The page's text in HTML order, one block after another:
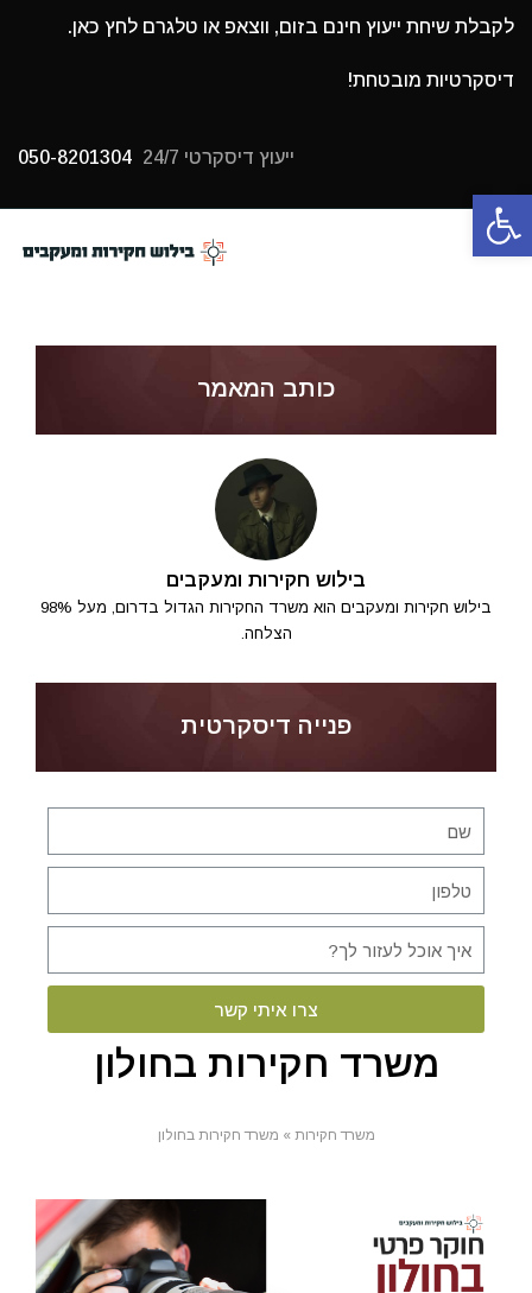
פתח סרגל נגישות
לקבלת שיחת ייעוץ חינם בזום, ווצאפ או טלגרם לחץ כאן.
דיסקרטיות מובטחת!
ייעוץ דיסקרטי 24/7 050-8201304
תפריט
משרד חקירות בחולון
משרד חקירות » משרד חקירות בחולון
כותב המאמר
בילוש חקירות ומעקבים
בילוש חקירות ומעקבים הוא משרד החקירות הגדול בדרום, מעל 98%
הצלחה.
פנייה דיסקרטית
צרו איתי קשר